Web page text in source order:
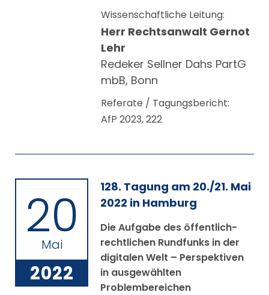
Wissenschaftliche Leitung:
Herr Rechtsanwalt Gernot
Lehr
Redeker Sellner Dahs PartG
mbB, Bonn
Referate / Tagungsbericht:
AfP 2023, 222
20
Mai
2022
128. Tagung am 20./21. Mai
2022 in Hamburg
Die Aufgabe des öffentlich-
rechtlichen Rundfunks in der
digitalen Welt – Perspektiven
in ausgewählten
Problembereichen